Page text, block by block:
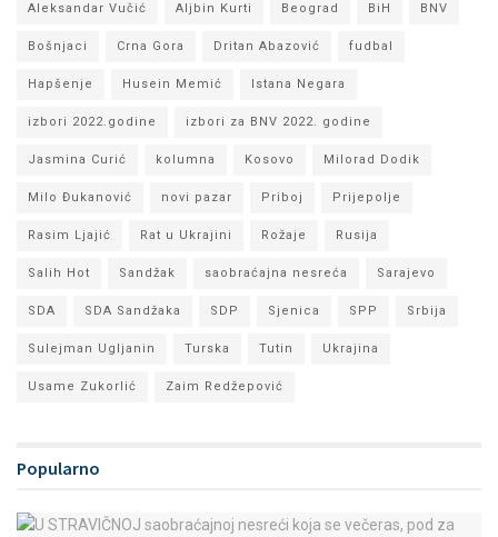
Aleksandar Vučić Aljbin Kurti Beograd BiH BNV
Bošnjaci Crna Gora Dritan Abazović fudbal
Hapšenje Husein Memić Istana Negara
izbori 2022.godine izbori za BNV 2022. godine
Jasmina Curić kolumna Kosovo Milorad Dodik
Milo Đukanović novi pazar Priboj Prijepolje
Rasim Ljajić Rat u Ukrajini Rožaje Rusija
Salih Hot Sandžak saobraćajna nesreća Sarajevo
SDA SDA Sandžaka SDP Sjenica SPP Srbija
Sulejman Ugljanin Turska Tutin Ukrajina
Usame Zukorlić Zaim Redžepović
Popularno